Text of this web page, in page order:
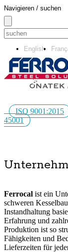
Navigieren / suchen
English
ISO 9001:2015
45001
Ferrocal ist ein
schweren
Instandhaltung
Erfahrung und
Produktion ist so
Fähigkeiten und
Lieferzeiten für